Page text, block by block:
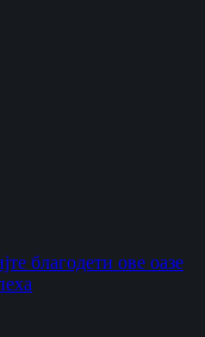
благодети ове оазе